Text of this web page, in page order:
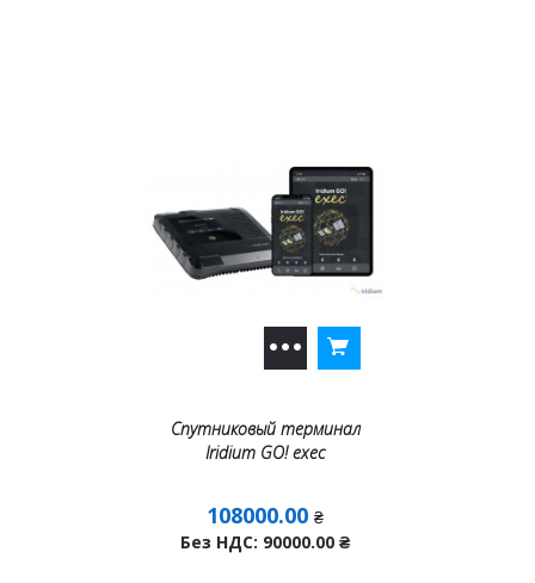
Спутниковый терминал
Iridium GO! exec
108000.00 ₴
Без НДС: 90000.00 ₴